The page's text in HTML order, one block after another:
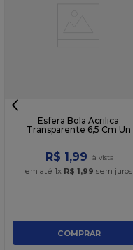
Esfera Bola Acrilica
Transparente 6,5 Cm Un
R$ 1 ,99
em até 1x R$ 1,99 sem juros
COMPRAR